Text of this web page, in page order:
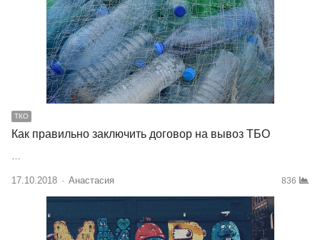
ТКО
Как правильно заключить договор на вывоз ТБО
17.10.2018 Author
Анастасия 836